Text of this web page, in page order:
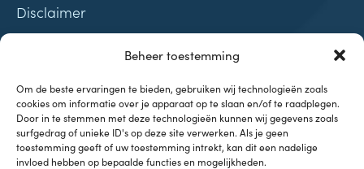
Beheer toestemming
Om de beste ervaringen te bieden, gebruiken wij technologieën zoals
cookies om informatie over je apparaat op te slaan en/of te raadplegen.
Door in te stemmen met deze technologieën kunnen wij gegevens zoals
surfgedrag of unieke ID's op deze site verwerken. Als je geen
toestemming geeft of uw toestemming intrekt, kan dit een nadelige
invloed hebben op bepaalde functies en mogelijkheden.
Disclaimer